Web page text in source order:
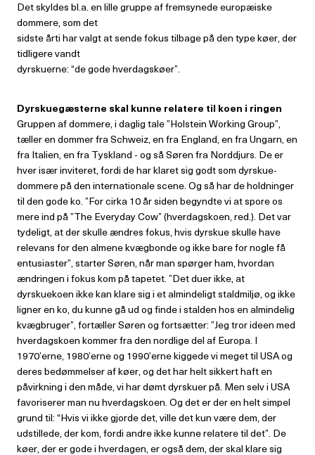
Det skyldes bl.a. en lille gruppe af fremsynede europæiske
dommere, som det
sidste årti har valgt at sende fokus tilbage på den type køer, der
tidligere vandt
dyrskuerne: “de gode hverdagskøer”.
Dyrskuegæsterne skal kunne relateretil koen i ringen
Gruppen af dommere, i daglig tale ”Holstein Working Group”,
tæller en dommer fra Schweiz, en fra England, en fra Ungarn, en
fra Italien, en fra Tyskland - og så Søren fra Norddjurs. De er
hver især inviteret, fordi de har klaret sig godt som dyrskue-
dommere på den internationale scene. Og så har de holdninger
til den gode ko. ”For cirka 10 år siden begyndte vi at spore os
mere ind på ”The Everyday Cow” (hverdagskoen, red.). Det var
tydeligt, at der skulle ændres fokus, hvis dyrskue skulle have
relevans for den almene kvægbonde og ikke bare for nogle få
entusiaster”, starter Søren, når man spørger ham, hvordan
ændringen i fokus kom på tapetet. ”Det duer ikke, at
dyrskuekoen ikke kan klare sig i et almindeligt staldmiljø, og ikke
ligner en ko, du kunne gå ud og finde i stalden hos en almindelig
kvægbruger”, fortæller Søren og fortsætter: ”Jeg tror ideen med
hverdagskoen kommer fra den nordlige del af Europa. I
1970’erne, 1980’erne og 1990’erne kiggede vi meget til USA og
deres bedømmelser af køer, og det har helt sikkert haft en
påvirkning i den måde, vi har dømt dyrskuer på. Men selv i USA
favoriserer man nu hverdagskoen. Og det er der en helt simpel
grund til: “Hvis vi ikke gjorde det, ville det kun være dem, der
udstillede, der kom, fordi andre ikke kunne relatere til det”. De
køer, der er gode i hverdagen, er også dem, der skal klare sig